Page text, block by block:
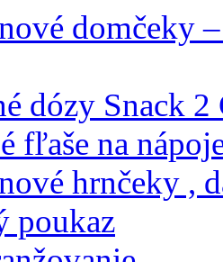
domčeky
dózy Snack 2
fľaše na
hrnčeky ,
poukaz